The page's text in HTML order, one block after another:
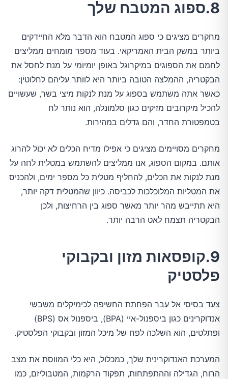
8.ספוג המטבח שלך
מחקרים מציגים כי ספוג המטבח הוא הדבר מלא החיידקים
ביותר במשק הבית האמריקאי. בעוד מספר מומחים ממליצים
לחמם את הספוגים במיקרוגל באופן יומיומי על מנת לחסל את
הבקטריה, ההמלצה הטובה ביותר היא לוותר עליהם לחלוטין:
כאשר אתה משתמש בספוג על מנת לנקות מיצי בשר, שעשויים
להכיל מיקרובים מזיקים כגון סלמונלה, הוא נותר לח
בטמפטורת החדר, והם גדלים במהירות.
מחקרים מסויימים מציגים כי אפילו מדיח הכלים לא יכול להרוג
אותם. במקום הספוג, אנו ממליצים להשתמש במטלית לחה על
מנת לנקות את הכלים, להחליף מטלית כל מספר ימים, ולהכניס
את המטליות המלוכלכות לכביסה. כיוון שהמטלית דקה יותר,
היא תתייבש מהר יותר מאשר ספוג בין הרחיצות, ולכן
הבקטריה תצמח לאט הרבה יותר.
9.קופסאות מזון ובקבוקי
פלסטיק
צעד בסיסי אל עבר הפחתת החשיפה לכימיקלים משבשי
אנדוקרינים כגון ביספנול-איי (BPA), ביספנול אס (BPS)
ופתלטים, הוא השלכה לפח של מיכל המזון ובקבוקי הפלסטיק.
המערכת האנדוקרינית שלך, כמכלול, היא כלי המווסת את מצב
הרוח, הגדילה וההתפתחות, תפקוד הרקמות, המטבוליזם, כמו